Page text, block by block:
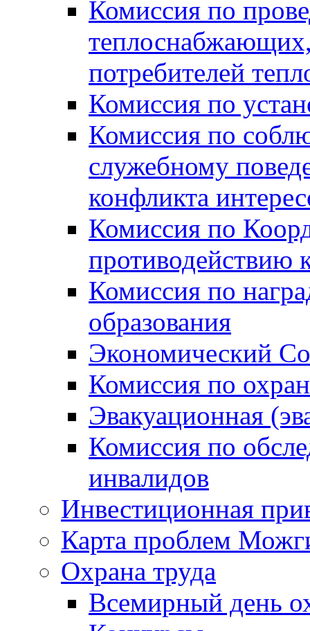
Комиссия по
потребителей
Комиссия по
Комиссия по
служебному
конфликта
Комиссия по
противодействию
Комиссия по
образования
Экономический
Комиссия по
Эвакуационная
Комиссия по
инвалидов
Инвестиционная
Карта проблем
Охрана труда
Всемирный день